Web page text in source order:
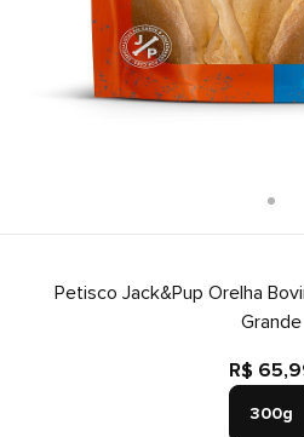
Petisco Jack&Pup Orelha
Grande
R$
300g